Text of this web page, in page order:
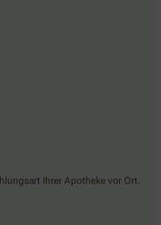
Ihrer Apotheke vor Ort.